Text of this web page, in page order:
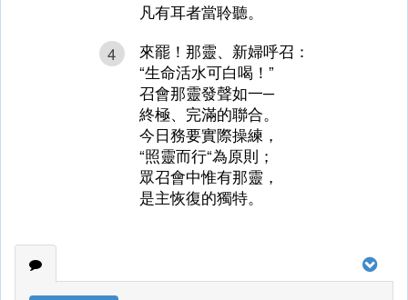
凡有耳者當聆聽。
4
來罷！那靈、新婦呼召：
“生命活水可白喝！”
召會那靈發聲如一─
終極、完滿的聯合。
今日務要實際操練，
“照靈而行“為原則；
眾召會中惟有那靈，
是主恢復的獨特。